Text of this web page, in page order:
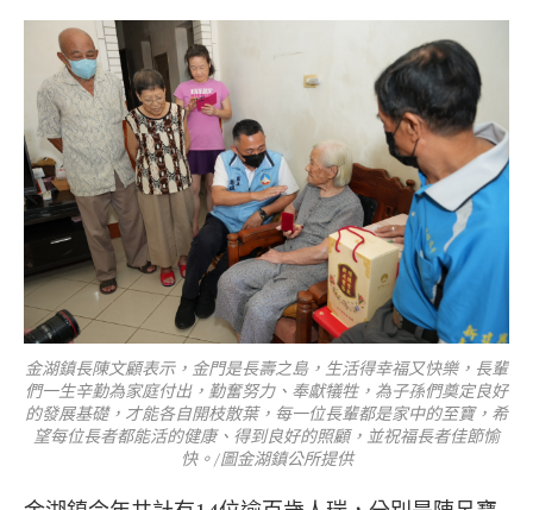
金湖鎮長陳文顧表示，金門是長壽之島，生活得幸福又快樂，長輩
們一生辛勤為家庭付出，勤奮努力、奉獻犠牲，為子孫們奠定良好
的發展基礎，才能各自開枝散葉，每一位長輩都是家中的至寶，希
望每位長者都能活的健康、得到良好的照顧，並祝福長者佳節愉
快。/圖金湖鎮公所提供